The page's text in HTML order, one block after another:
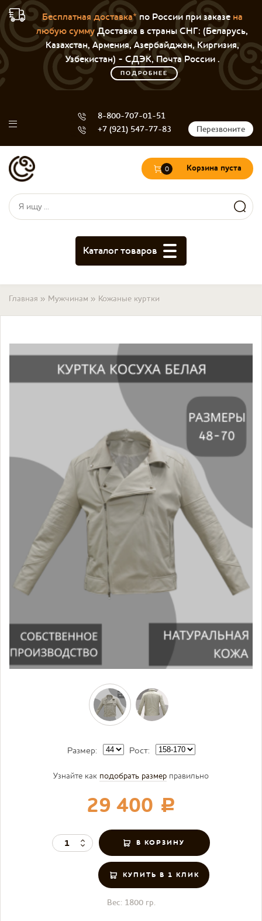
Бесплатная доставка*по России при заказе на
любую суммуДоставка в страны СНГ: (Беларусь,
Казахстан, Армения, Азербайджан, Киргизия,
Узбекистан) - СДЭК, Почта России .
ПОДРОБНЕЕ
8-800-707-01-51
+7 (921) 547-77-83
Перезвоните
Форма поиска
Поиск
0 Корзина пуста
Каталог товаров
Вы здесь
Главная » Мужчинам » Кожаные куртки
Узнайте как подобрать размер правильно
29 400 c
Размер: Рост:
КУПИТЬ В 1 КЛИК
Вес: 1800 гр.